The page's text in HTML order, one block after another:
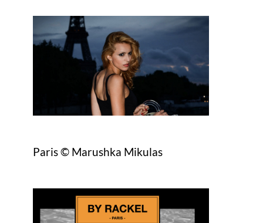
Paris © Marushka Mikulas